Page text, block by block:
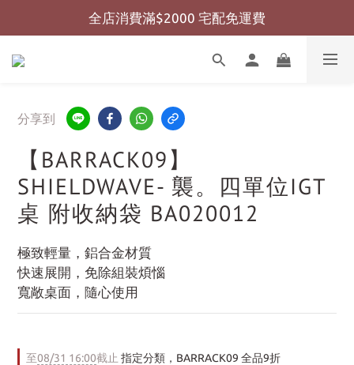
全店消費滿$999 超商免運費
全店消費滿$2000 宅配免運費
全店消費滿$999 超商免運費
分享到
【BARRACK09】
SHIELDWAVE- 襲。四單位IGT
桌 附收納袋 BA020012
極致輕量，鋁合金材質
快速展開，免除組裝煩惱
寬敞桌面，隨心使用
至08/31 16:00截止 指定分類，BARRACK09 全品9折